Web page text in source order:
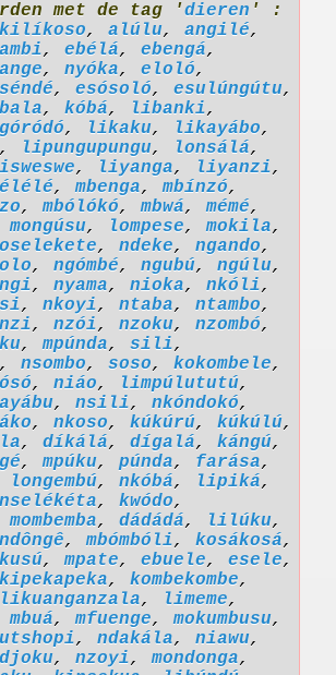
met de tag 'dieren ' :
, alúlu, angilé,
, ebélá, ebengá,
, nyóka, eloló,
, esósoló, esulúngútu,
, kóbá, libanki,
, likaku, likayábo,
, lipungupungu, lonsálá,
, liyanga, liyanzi,
,mbenga,mbínzó,
,mbólókó,mbwá,mémé,
mongúsu, lompese,mokila,
, ndeke, ngando,
, ngómbé, ngubú, ngúlu,
, nyama, nioka, nkóli,
, nkoyi, ntaba, ntambo,
, nzói, nzoku, nzombó,
,mpúnda, sili,
, nsombo, soso, kokombele,
, niáo, limpúlututú,
, nsili, nkóndokó,
, nkoso, kúkúrú, kúkúlú,
, díkálá, dígalá, kángú,
,mpúku, púnda, farása,
longembú, nkóbá, lipiká,
, kwódo,
mombemba, dádádá, lilúku,
,mbómbóli, kosákosá,
,mpate, ebuele, esele,
kipekapeka, kombekombe,
likuanganzala, limeme,
mbuá,mfuenge,mokumbusu,
, ndakála, niawu,
, nzoyi,mondonga,